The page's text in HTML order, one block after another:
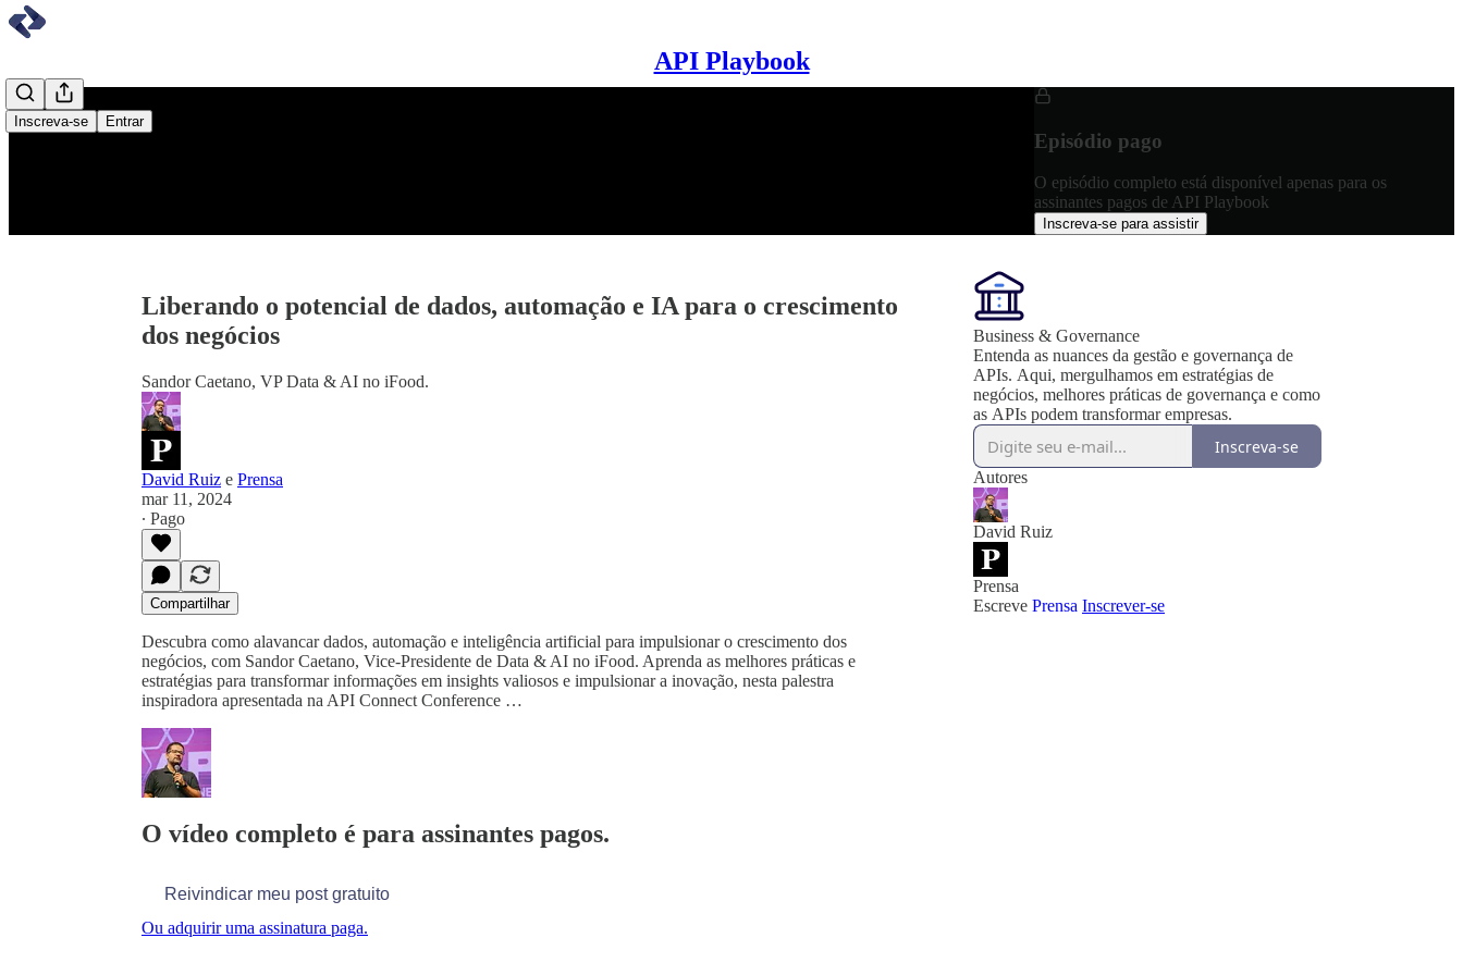
API Playbook
Inscreva-se Entrar
Episódio pago
O episódio completo está disponível apenas para os
assinantes pagos de API Playbook
Inscreva-se para assistir
Liberando o potencial de dados, automação e IA para o crescimento
dos negócios
Sandor Caetano, VP Data & AI no iFood.
David Ruiz e Prensa
mar 11, 2024
∙ Pago
Compartilhar
Descubra como alavancar dados, automação e inteligência artificial para impulsionar o crescimento dos
negócios, com Sandor Caetano, Vice-Presidente de Data & AI no iFood. Aprenda as melhores práticas e
estratégias para transformar informações em insights valiosos e impulsionar a inovação, nesta palestra
inspiradora apresentada na API Connect Conference …
O vídeo completo é para assinantes pagos.
Reivindicar meu post gratuito
Ou adquirir uma assinatura paga.
Business & Governance
Entenda as nuances da gestão e governança de
APIs. Aqui, mergulhamos em estratégias de
negócios, melhores práticas de governança e como
as APIs podem transformar empresas.
Inscreva-se
Autores
David Ruiz
Prensa
Escreve Prensa Inscrever-se